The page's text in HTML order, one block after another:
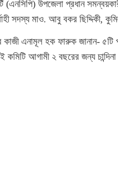
(এনসিপি) উপজেলা প্রধান
সদস্য মাও. আবু বকর
কাজী এনামূল হক ফারুক জানান-
কমিটি আগামী ২ বছরের জন্য